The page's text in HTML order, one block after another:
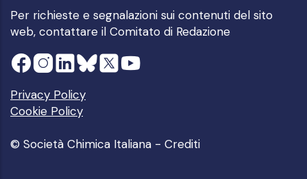
Per richieste e segnalazioni sui contenuti del sito
web, contattare il Comitato di Redazione
Privacy Policy
Cookie Policy
© Società Chimica Italiana - Crediti